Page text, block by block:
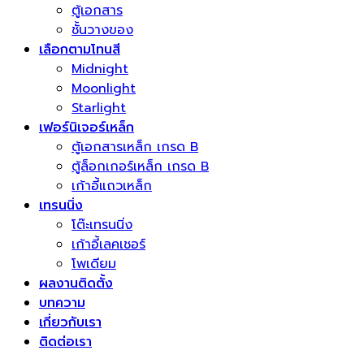
ตู้เอกสาร
ชั้นวางของ
เลือกตามโทนสี
Midnight
Moonlight
Starlight
เฟอร์นิเจอร์เหล็ก
ตู้เอกสารเหล็ก เกรด B
ตู้ล็อกเกอร์เหล็ก เกรด B
เก้าอี้แถวเหล็ก
เทรนนิ่ง
โต๊ะเทรนนิ่ง
เก้าอี้เลคเชอร์
โพเดียม
ผลงานติดตั้ง
บทความ
เกี่ยวกับเรา
ติดต่อเรา